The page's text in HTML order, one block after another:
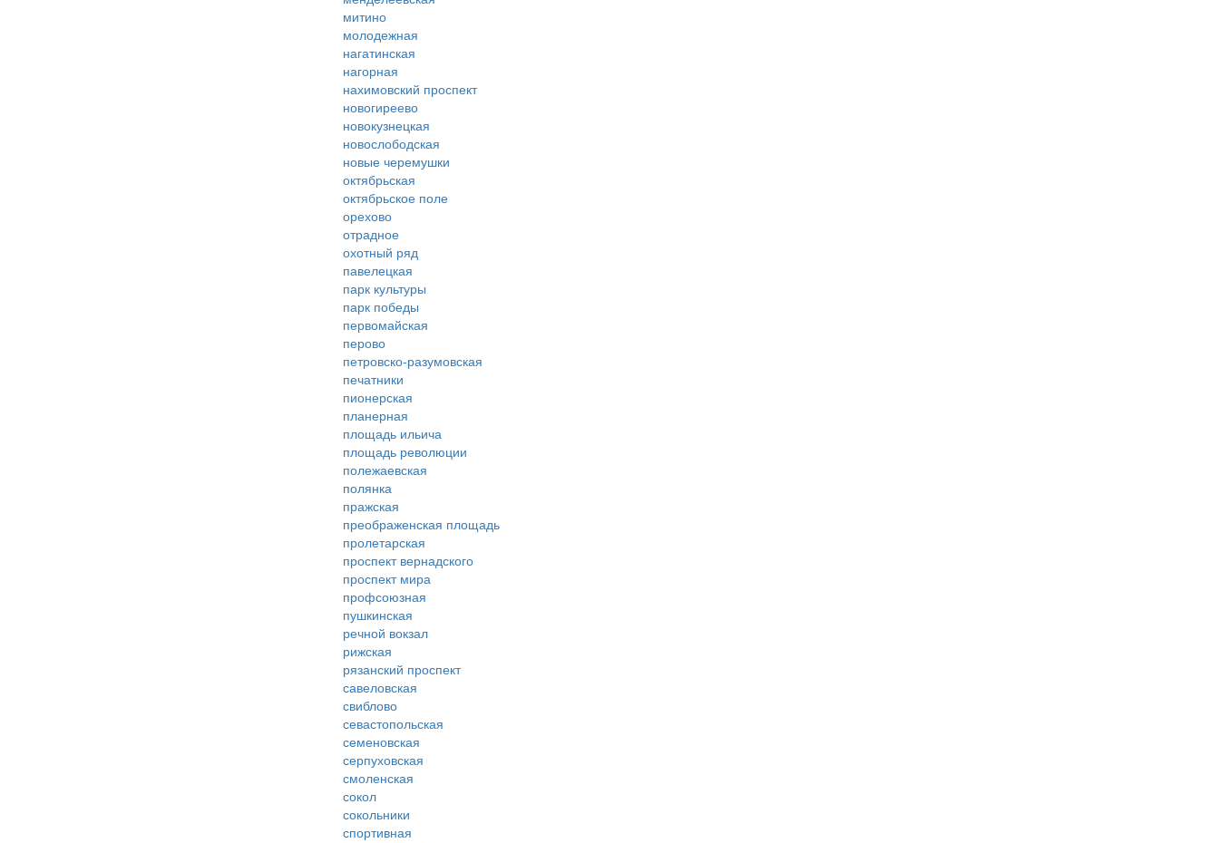
митино
молодежная
нагатинская
нагорная
нахимовский проспект
новогиреево
новокузнецкая
новослободская
новые черемушки
октябрьская
октябрьское поле
орехово
отрадное
охотный ряд
павелецкая
парк культуры
парк победы
первомайская
перово
петровско-разумовская
печатники
пионерская
планерная
площадь ильича
площадь революции
полежаевская
полянка
пражская
преображенская площадь
пролетарская
проспект вернадского
проспект мира
профсоюзная
пушкинская
речной вокзал
рижская
рязанский проспект
савеловская
свиблово
севастопольская
семеновская
серпуховская
смоленская
сокол
сокольники
спортивная